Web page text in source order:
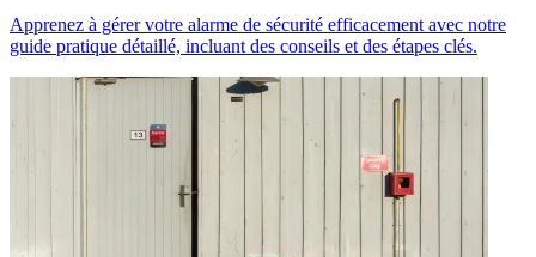
Apprenez à gérer votre alarme de sécurité efficacement avec notre
guide pratique détaillé, incluant des conseils et des étapes clés.